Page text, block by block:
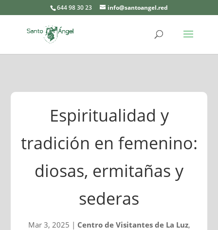
644 98 30 23 info@santoangel.red
Espiritualidad y
tradición en femenino:
diosas, ermitañas y
sederas
Mar 3, 2025 | Centro de Visitantes de La Luz,